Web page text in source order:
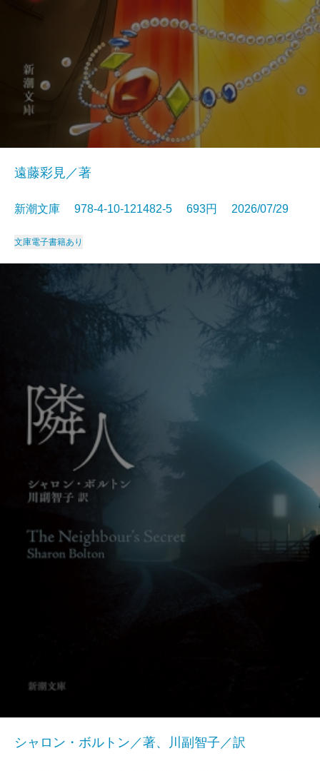
遠藤彩見／著
新潮文庫 978-4-10-121482-5 693円 2026/07/29
文庫電子書籍あり
シャロン・ボルトン／著、川副智子／訳